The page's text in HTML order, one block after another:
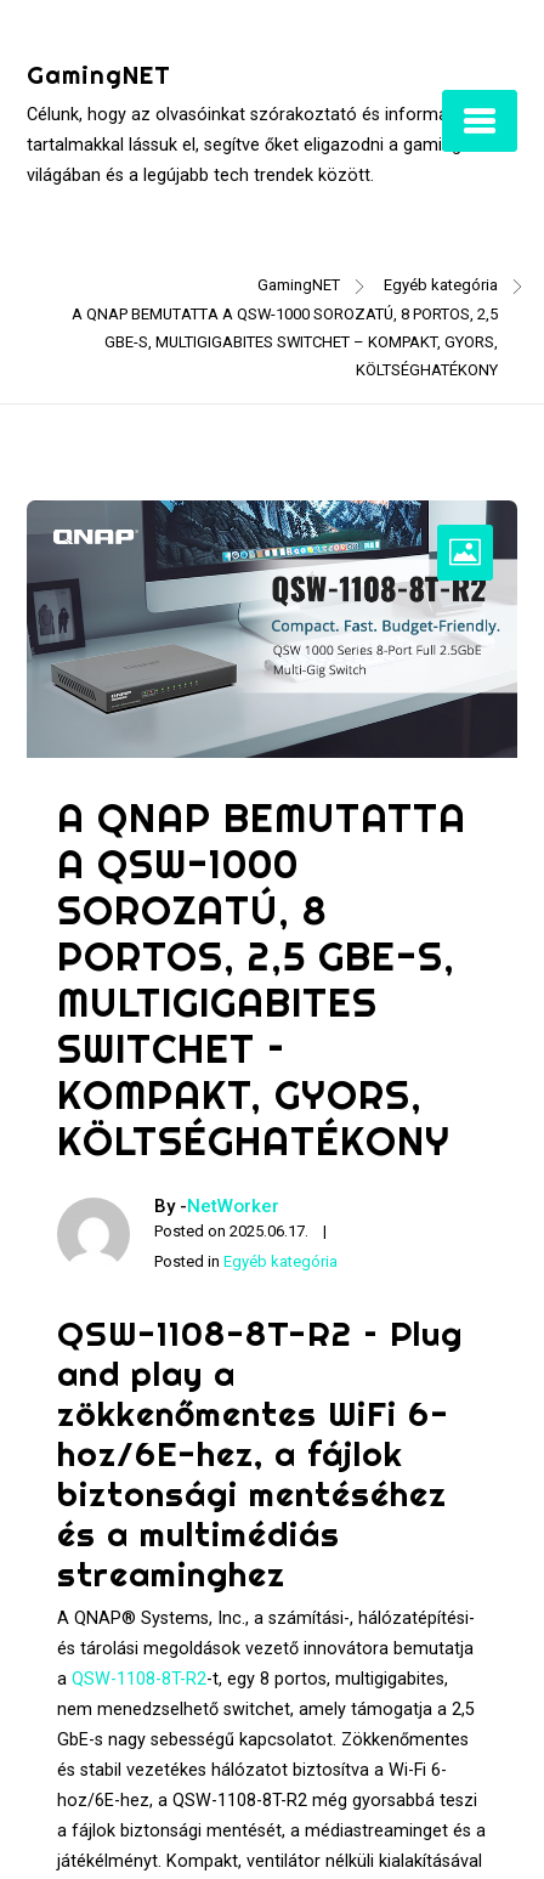
contentGamingNET
Célunk, hogy az olvasóinkat szórakoztató és informatív
tartalmakkal lássuk el, segítve őket eligazodni a gaming
világában és a legújabb tech trendek között.
GamingNET
Egyéb kategória
A QNAP BEMUTATTA A QSW-1000 SOROZATÚ, 8 PORTOS, 2,5
GBE-S, MULTIGIGABITES SWITCHET – KOMPAKT, GYORS,
KÖLTSÉGHATÉKONY
A QNAP BEMUTATTA
A QSW-1000
SOROZATÚ, 8
PORTOS, 2,5 GBE-S,
MULTIGIGABITES
SWITCHET –
KOMPAKT, GYORS,
KÖLTSÉGHATÉKONY
By -NetWorker
Posted on2025.06.17.
Posted inEgyéb kategória
QSW-1108-8T-R2 – Plug
and play a
zökkenőmentes WiFi 6-
hoz/6E-hez, a fájlok
biztonsági mentéséhez
és a multimédiás
streaminghez
A QNAP® Systems, Inc., a számítási-, hálózatépítési-
és tárolási megoldások vezető innovátora bemutatja
aQSW-1108-8T-R2-t, egy 8 portos, multigigabites,
nem menedzselhető switchet, amely támogatja a 2,5
GbE-s nagy sebességű kapcsolatot. Zökkenőmentes
és stabil vezetékes hálózatot biztosítva a Wi-Fi 6-
hoz/6E-hez, a QSW-1108-8T-R2 még gyorsabbá teszi
a fájlok biztonsági mentését, a médiastreaminget és a
játékélményt. Kompakt, ventilátor nélküli kialakításával